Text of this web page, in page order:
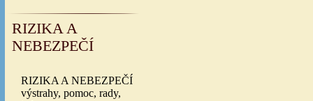
RIZIKA A
NEBEZPEČÍ